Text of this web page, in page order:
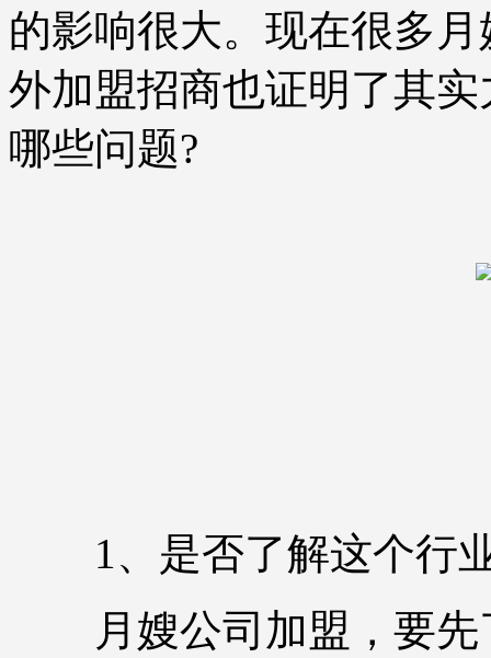
的影响很大。现在很多
外加盟招商也证明了其
哪些问题?
1、是否了解这个行
月嫂公司加盟，要先